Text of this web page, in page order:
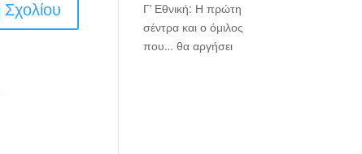
Γ’ Εθνική: Η πρώτη
σέντρα και ο όμιλος
που… θα αργήσει